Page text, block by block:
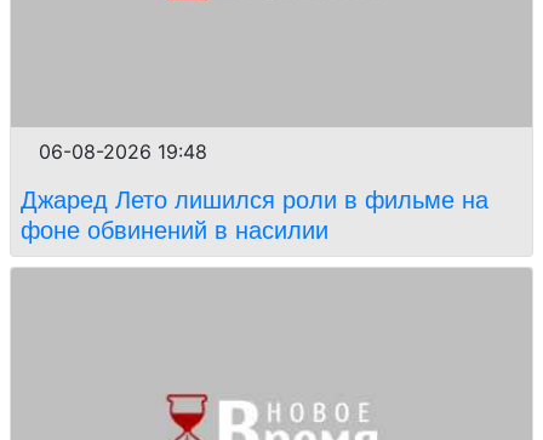
06-08-2026 19:48
Джаред Лето лишился роли в фильме на
фоне обвинений в насилии